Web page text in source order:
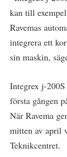
kan till
Ravemas
integrera ett
sin maskin,
Integrex j-
första gången
När Ravema
mitten av april
Teknikcentret.